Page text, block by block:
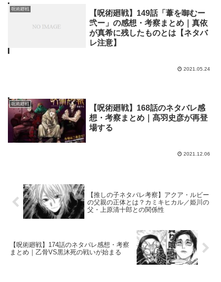
呪術廻戦
【呪術廻戦】149話「葦を啣むー
弐ー」の感想・考察まとめ｜真依
が真希に残したものとは【ネタバ
レ注意】
2021.05.24
呪術廻戦
【呪術廻戦】168話のネタバレ感
想・考察まとめ｜髙羽史彦が再登
場する
2021.12.06
【推しの子ネタバレ考察】アクア・ルビー
の父親の正体とは？カミキヒカル／姫川の
父・上原清十郎との関係性
【呪術廻戦】174話のネタバレ感想・考察
まとめ｜乙骨VS黒沐死の戦いが始まる